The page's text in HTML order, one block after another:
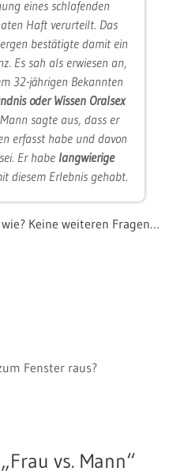
eines schlafenden
Haft verurteilt. Das
bestätigte damit ein
Es sah als erwiesen an,
32-jährigen Bekannten
oder Wissen Oralsex
sagte aus, dass er
erfasst habe und davon
Er habe langwierige
diesem Erlebnis gehabt.
Keine weiteren Fragen…
Fenster raus?
vs. Mann“